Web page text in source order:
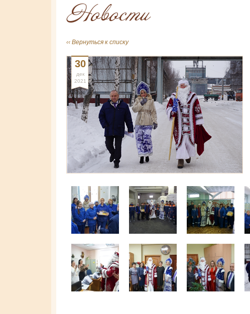
Новости
‹‹ Вернуться к списку
30
дек
2021